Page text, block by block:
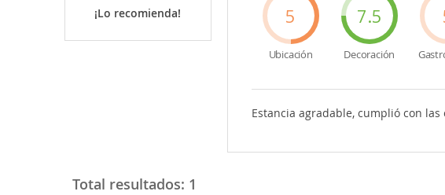
¡Lo recomienda! 5
Ubicación
7.5
Decoración
Estancia agradable, cumplió con
Total resultados: 1